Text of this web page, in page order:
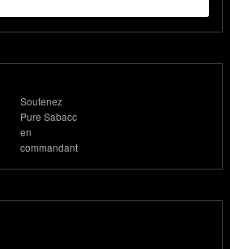
Soutenez
Pure Sabacc
en
commandant